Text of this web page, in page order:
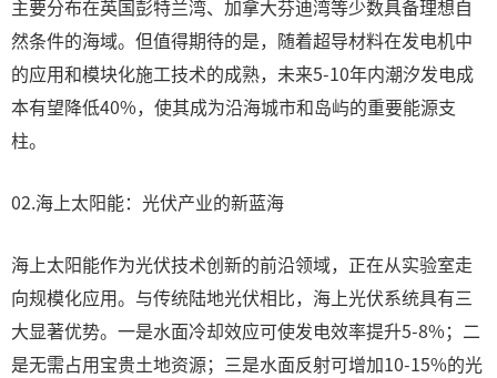
主要分布在英国彭特兰湾、加拿大芬迪湾等少数具备理想自
然条件的海域。但值得期待的是，随着超导材料在发电机中
的应用和模块化施工技术的成熟，未来5-10年内潮汐发电成
本有望降低40%，使其成为沿海城市和岛屿的重要能源支
柱。
02.海上太阳能：光伏产业的新蓝海
海上太阳能作为光伏技术创新的前沿领域，正在从实验室走
向规模化应用。与传统陆地光伏相比，海上光伏系统具有三
大显著优势。一是水面冷却效应可使发电效率提升5-8%；二
是无需占用宝贵土地资源；三是水面反射可增加10-15%的光